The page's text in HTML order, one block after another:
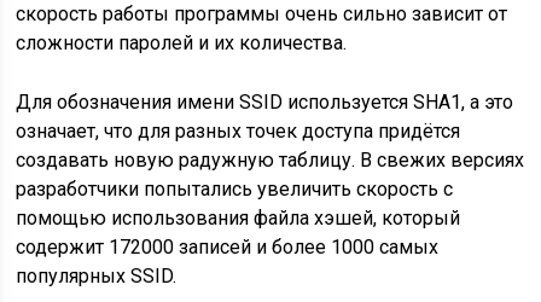
скорость работы программы очень сильно зависит от
сложности паролей и их количества.
Для обозначения имени SSID используется SHA1, а это
означает, что для разных точек доступа придётся
создавать новую радужную таблицу. В свежих версиях
разработчики попытались увеличить скорость с
помощью использования файла хэшей, который
содержит 172000 записей и более 1000 самых
популярных SSID.